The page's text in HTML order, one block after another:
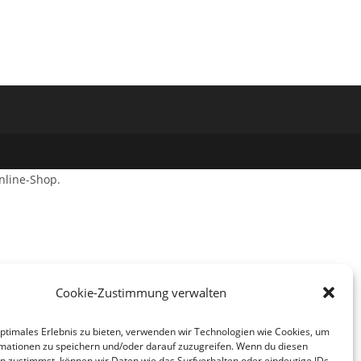
Cookie-Zustimmung verwalten
Erlebnis zu bieten, verwenden wir Technologien wie Cookies, um
zu speichern und/oder darauf zuzugreifen. Wenn du diesen
Shop.